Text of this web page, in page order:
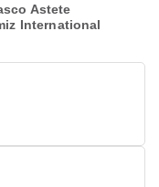
Astete
International